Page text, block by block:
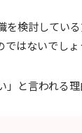
を検討してい
はないでしょ
と言われる